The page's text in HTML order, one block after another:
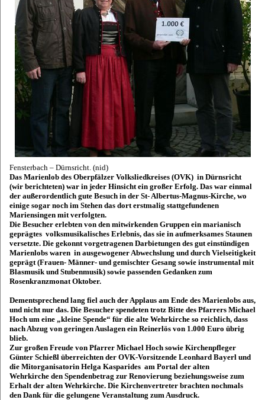
Fensterbach – Dürnsricht. (nid)
Das Marienlob des Oberpfälzer Volksliedkreises (OVK) in Dürnsricht
(wir berichteten) war in jeder Hinsicht ein großer Erfolg. Das war einmal
der außerordentlich gute Besuch in der St- Albertus-Magnus-Kirche, wo
einige sogar noch im Stehen das dort erstmalig stattgefundenen
Mariensingen mit verfolgten.
Die Besucher erlebten von den mitwirkenden Gruppen ein marianisch
geprägtes volksmusikalisches Erlebnis, das sie in aufmerksames Staunen
versetzte. Die gekonnt vorgetragenen Darbietungen des gut einstündigen
Marienlobs waren in ausgewogener Abwechslung und durch Vielseitigkeit
geprägt (Frauen- Männer- und gemischter Gesang sowie instrumental mit
Blasmusik und Stubenmusik) sowie passenden Gedanken zum
Rosenkranzmonat Oktober.
Dementsprechend lang fiel auch der Applaus am Ende des Marienlobs aus,
und nicht nur das. Die Besucher spendeten trotz Bitte des Pfarrers Michael
Hoch um eine „kleine Spende“ für die alte Wehrkirche so reichlich, dass
nach Abzug von geringen Auslagen ein Reinerlös von 1.000 Euro übrig
blieb.
Zur großen Freude von Pfarrer Michael Hoch sowie Kirchenpfleger
Günter Schießl überreichten der OVK-Vorsitzende Leonhard Bayerl und
die Mitorganisatorin Helga Kasparides am Portal der alten
Wehrkirche den Spendenbetrag zur Renovierung beziehungsweise zum
Erhalt der alten Wehrkirche. Die Kirchenvertreter brachten nochmals
den Dank für die gelungene Veranstaltung zum Ausdruck.